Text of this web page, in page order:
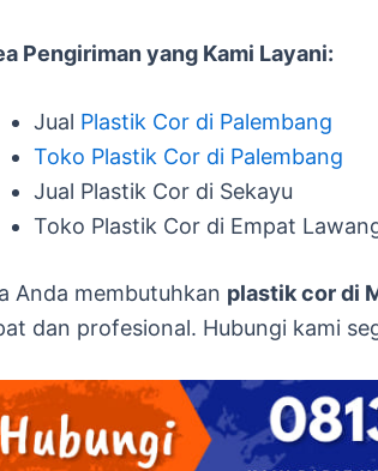
Pengiriman yang Kami Layani:
Jual Plastik Cor di Palembang
Toko Plastik Cor di Palembang
Jual Plastik Cor di Sekayu
Toko Plastik Cor di Empat
Anda membutuhkan plastik cor di
dan profesional. Hubungi kami